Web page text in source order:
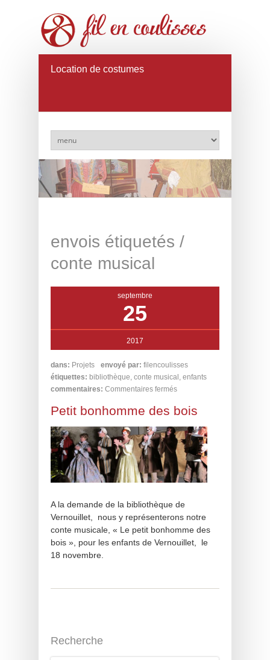
Location de costumes
envois étiquetés /
conte musical
septembre
25
2017
dans: Projets envoyé par: filencoulisses
étiquettes: bibliothèque, conte musical , enfants
commentaires: Commentaires fermés
Petit bonhomme des bois
A la demande de la bibliothèque de
Vernouillet, nous y représenterons notre
conte musicale, « Le petit bonhomme des
bois », pour les enfants de Vernouillet, le
18 novembre.
Recherche